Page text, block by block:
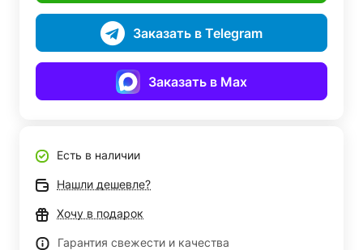
Заказать в Telegram
Заказать в Max
Есть в наличии
Нашли дешевле?
Хочу в подарок
Гарантия свежести и качества